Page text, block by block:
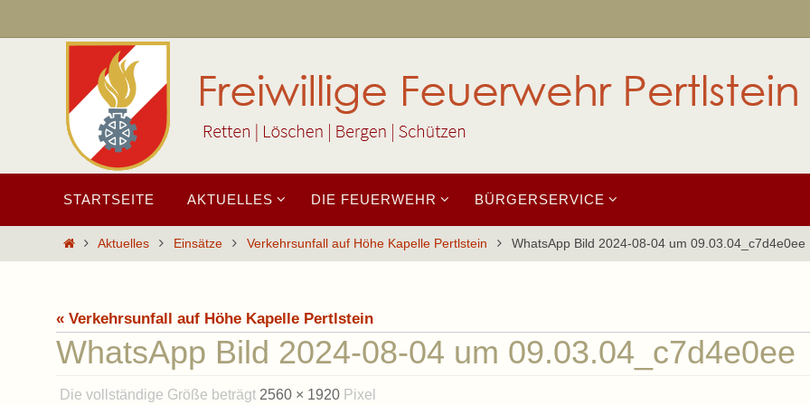
Inhalt
springen
STARTSEITE AKTUELLES DIE FEUERWEHR BÜRGERSERVICE
StartAktuelles Einsätze Verkehrsunfall auf Höhe Kapelle Pertlstein WhatsApp Bild 2024-08-04 um 09.03.04_c7d4e0ee
« Verkehrsunfall auf Höhe Kapelle Pertlstein
WhatsApp Bild 2024-08-04 um 09.03.04_c7d4e0ee
Die vollständige Größe beträgt 2560 × 1920 Pixel